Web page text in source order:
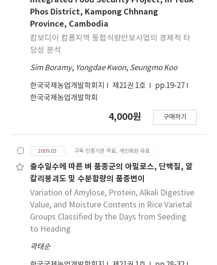
Phos District, Kampong Chhnang
Province, Cambodia
캄보디아 캄퐁지역 통합식량안보사업의 경제적 타
당성 분석
Sim Boramy, Yongdae Kwon, Seungmo Koo
한국국제농업개발학회지 제21권 1호
pp.19-27
한국국제농업개발학회
4,000원 구매하기
2009.03 구독 인증기관 무료, 개인회원 유료
출수일수에 따른 벼 품종군의 아밀로스, 단백질, 알
칼리붕괴도 및 수분함량의 품종변이
Variation of Amylose, Protein, Alkali Digestive
Value, and Moisture Contents in Rice Varietal
Groups Classified by the Days from Seeding
to Heading
곽태순